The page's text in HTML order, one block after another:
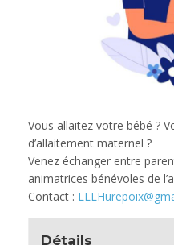
Vous allaitez votre bébé ?
d’allaitement maternel ?
Venez échanger entre
animatrices bénévoles de
Contact :
Détails